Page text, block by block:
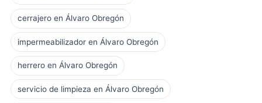
cerrajero en Álvaro Obregón
impermeabilizador en Álvaro Obregón
herrero en Álvaro Obregón
servicio de limpieza en Álvaro Obregón